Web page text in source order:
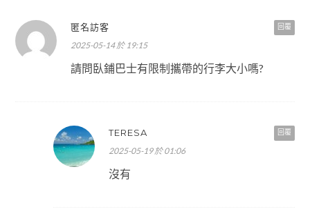
回覆
匿名訪客
2025-05-14 於 19:15
請問臥鋪巴士有限制攜帶的行李大小嗎?
回覆
TERESA
2025-05-19 於 01:06
沒有